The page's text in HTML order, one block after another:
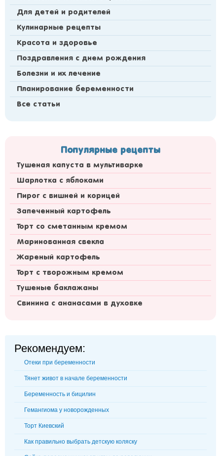
Для детей и родителей
Кулинарные рецепты
Красота и здоровье
Поздравления с днем рождения
Болезни и их лечение
Планирование беременности
Все статьи
Популярные рецепты
Тушеная капуста в мультиварке
Шарлотка с яблоками
Пирог с вишней и корицей
Запеченный картофель
Торт со сметанным кремом
Маринованная свекла
Жареный картофель
Торт с творожным кремом
Тушеные баклажаны
Свинина с ананасами в духовке
Рекомендуем:
Отеки при беременности
Тянет живот в начале беременности
Беременность и бицилин
Гемангиома у новорожденных
Торт Киевский
Как правильно выбрать детскую коляску